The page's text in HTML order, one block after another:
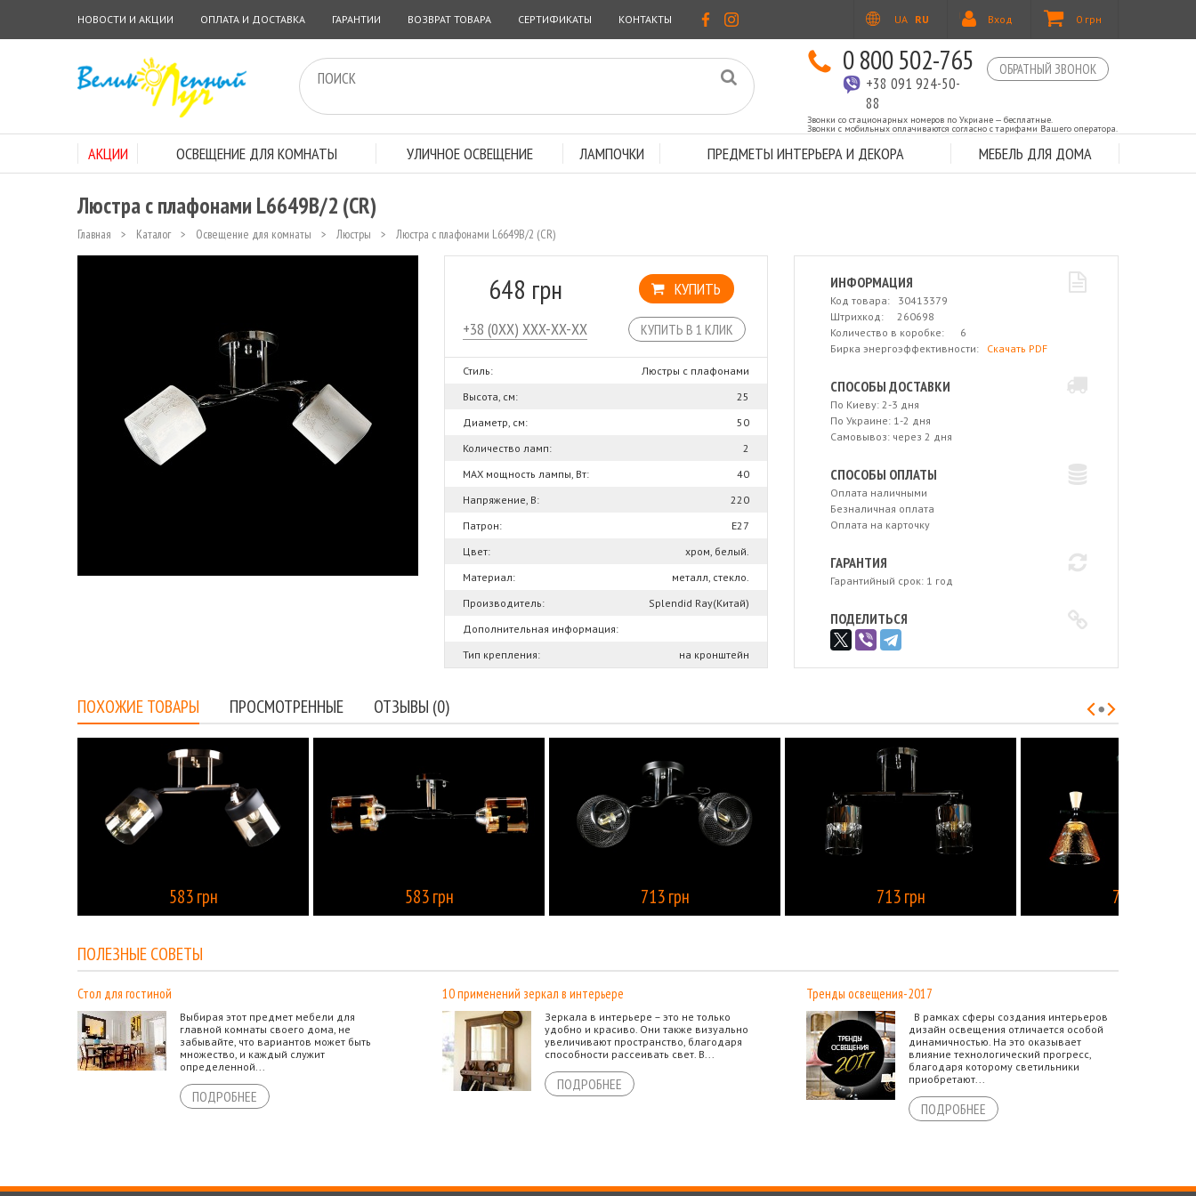
0 грн
Вход
UA RU
НОВОСТИ И АКЦИИ ОПЛАТА И ДОСТАВКА ГАРАНТИИ ВОЗВРАТ ТОВАРА СЕРТИФИКАТЫ КОНТАКТЫ
0 800 502-765 ОБРАТНЫЙ ЗВОНОК
+38 091 924-50-
88
Звонки со стационарных номеров по Укриане — бесплатные.
Звонки с мобильных оплачиваются согласно с тарифами Вашего оператора.
АКЦИИ ОСВЕЩЕНИЕ ДЛЯ КОМНАТЫ УЛИЧНОЕ ОСВЕЩЕНИЕ ЛАМПОЧКИ ПРЕДМЕТЫ ИНТЕРЬЕРА И ДЕКОРА МЕБЕЛЬ ДЛЯ ДОМА
Люстра с плафонами L6649B/2 (CR)
Главная > Каталог > Освещение для комнаты > Люстры > Люстра с плафонами L6649B/2 (CR)
648 грн КУПИТЬ
КУПИТЬ В 1 КЛИК
Стиль:
Люстры с плафонами
Высота, см:
25
Диаметр, см:
50
Количество ламп:
2
MAX мощность лампы, Вт:
40
Напряжение, В:
220
Патрон:
E27
Цвет:
хром, белый.
Материал:
металл, стекло.
Производитель:
Splendid Ray(Китай)
Дополнительная информация:
Тип крепления:
на кронштейн
ИНФОРМАЦИЯ
Код товара: 30413379
Штрихкод: 260698
Количество в коробке: 6
Бирка энергоэффективности: Скачать PDF
СПОСОБЫ ДОСТАВКИ
По Киеву: 2-3 дня
По Украине: 1-2 дня
Самовывоз: через 2 дня
СПОСОБЫ ОПЛАТЫ
Оплата наличными
Безналичная оплата
Оплата на карточку
ГАРАНТИЯ
Гарантийный срок: 1 год
ПОДЕЛИТЬСЯ
ПОХОЖИЕ ТОВАРЫ ПРОСМОТРЕННЫЕ ОТЗЫВЫ (0)
583 грн 583 грн 713 грн 713 грн 713 грн
ПОЛЕЗНЫЕ СОВЕТЫ
Стол для гостиной
Выбирая этот предмет мебели для
главной комнаты своего дома, не
забывайте, что вариантов может быть
множество, и каждый служит
определенной...
ПОДРОБНЕЕ
10 применений зеркал в интерьере
Зеркала в интерьере – это не только
удобно и красиво. Они также визуально
увеличивают пространство, благодаря
способности рассеивать свет. В...
ПОДРОБНЕЕ
Тренды освещения-2017
В рамках сферы создания интерьеров
дизайн освещения отличается особой
динамичностью. На это оказывает
влияние технологический прогресс,
благодаря которому светильники
приобретают...
ПОДРОБНЕЕ